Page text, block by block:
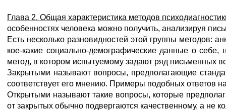
Глава 2. Общая характеристика методов
особенностях человека можно получить, анализируя
Есть несколько разновидностей этой группы методов:
кое-какие социально-демографические данные о
метод, в котором испытуемому задают ряд письменных
Закрытыми называют вопросы, предполагающие
соответствует его мнению. Примеры подобных ответов
Открытыми называют такие вопросы, которые
от закрытых обычно подвергаются качественному, а не